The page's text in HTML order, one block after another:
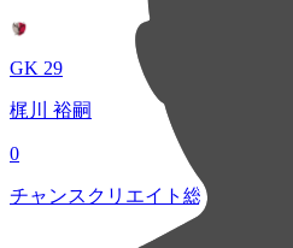
GK 29
梶川 裕嗣
0
チャンスクリエイト総数